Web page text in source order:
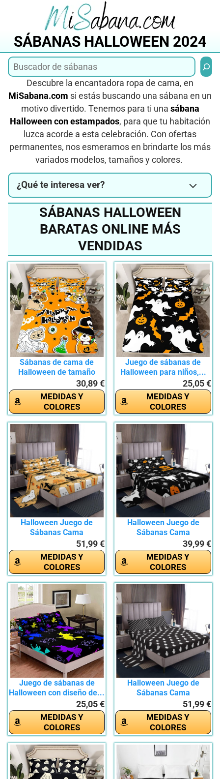
SÁBANAS HALLOWEEN 2024
Descubre la encantadora ropa de cama, en
MiSabana.com si estás buscando una sábana en un
motivo divertido. Tenemos para ti una sábana
Halloween con estampados, para que tu habitación
luzca acorde a esta celebración. Con ofertas
permanentes, nos esmeramos en brindarte los más
variados modelos, tamaños y colores.
¿Qué te interesa ver?
SÁBANAS HALLOWEEN
BARATAS ONLINE MÁS
VENDIDAS
Sábanas de cama de
Halloween de tamaño
30,89 €
MEDIDAS Y
COLORES
Juego de sábanas de
Halloween para niños,...
25,05 €
MEDIDAS Y
COLORES
Halloween Juego de
Sábanas Cama
135x200+35cm,...51,99 €
MEDIDAS Y
COLORES
Halloween Juego de
Sábanas Cama
90x190+35cm,...39,99 €
MEDIDAS Y
COLORES
Juego de sábanas de
Halloween con diseño de...
25,05 €
MEDIDAS Y
COLORES
Halloween Juego de
Sábanas Cama
135x200+35cm,...51,99 €
MEDIDAS Y
COLORES